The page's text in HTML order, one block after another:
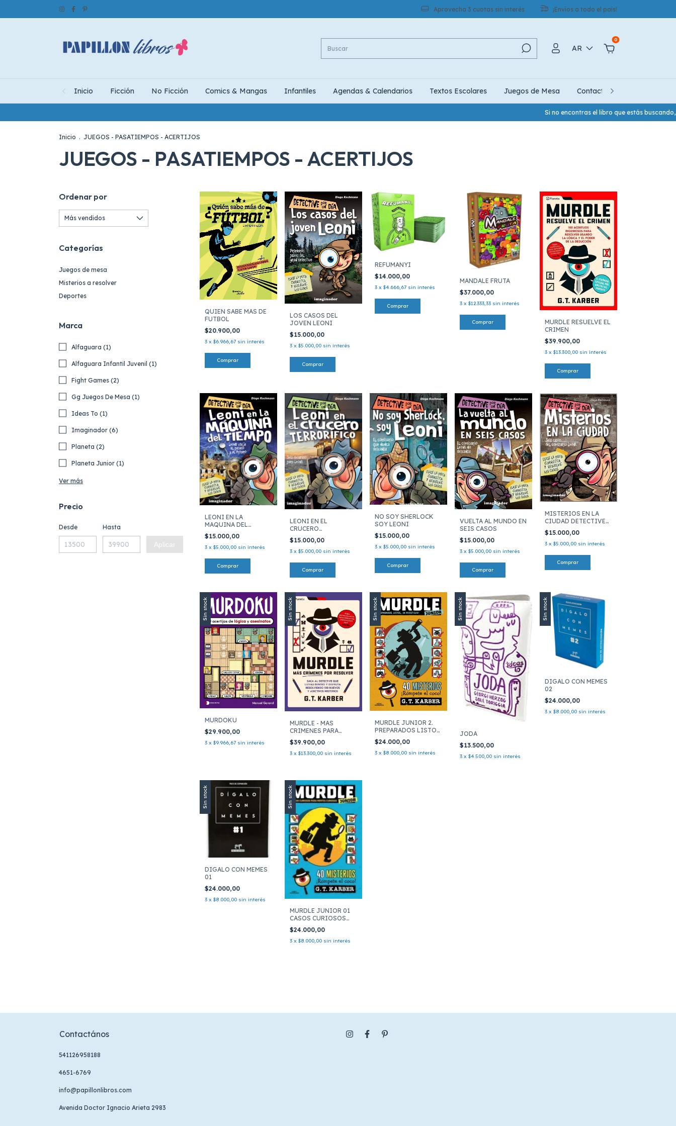
Aprovecha 3 cuotas sin interés ¡Envíos a todo el país!
AR
0
Inicio Ficción No Ficción Comics & Mangas Infantiles Agendas & Calendarios Textos Escolares Juegos de Mesa Contacto
Si no encontras el libro que estás buscando,
Inicio . JUEGOS - PASATIEMPOS - ACERTIJOS
JUEGOS - PASATIEMPOS - ACERTIJOS
Ordenar por
Categorías
Juegos de mesa
Misterios a resolver
Deportes
Marca
Alfaguara (1)
Alfaguara Infantil Juvenil (1)
Fight Games (2)
Gg Juegos De Mesa (1)
Ideas To (1)
Imaginador (6)
Planeta (2)
Planeta Junior (1)
Ver más
Precio
Desde Hasta
Aplicar
QUIEN SABE MAS DE
FUTBOL
$20.900,00
3 x $6.966,67 sin interés
LOS CASOS DEL
JOVEN LEONI
$15.000,00
3 x $5.000,00 sin interés
REFUMANYI
$14.000,00
3 x $4.666,67 sin interés
MANDALE FRUTA
$37.000,00
3 x $12.333,33 sin interés
MURDLE RESUELVE EL
CRIMEN
$39.900,00
3 x $13.300,00 sin interés
LEONI EN LA
MAQUINA DEL
TIEMPO
$15.000,00
3 x $5.000,00 sin interés
LEONI EN EL
CRUCERO
TERRORIFICO
$15.000,00
3 x $5.000,00 sin interés
NO SOY SHERLOCK
SOY LEONI
$15.000,00
3 x $5.000,00 sin interés
VUELTA AL MUNDO EN
SEIS CASOS
$15.000,00
3 x $5.000,00 sin interés
MISTERIOS EN LA
CIUDAD DETECTIVE
POR UN
$15.000,00
3 x $5.000,00 sin interés
Sin stock
MURDOKU
$29.900,00
3 x $9.966,67 sin interés
Sin stock
MURDLE - MAS
CRIMENES PARA
RESOLVER
$39.900,00
3 x $13.300,00 sin interés
Sin stock
MURDLE JUNIOR 2.
PREPARADOS LISTOS
A INV
$24.000,00
3 x $8.000,00 sin interés
Sin stock
JODA
$13.500,00
3 x $4.500,00 sin interés
Sin stock
DIGALO CON MEMES
02
$24.000,00
3 x $8.000,00 sin interés
Sin stock
DIGALO CON MEMES
01
$24.000,00
3 x $8.000,00 sin interés
Sin stock
MURDLE JUNIOR 01
CASOS CURIOSOS
PARA MENTES
CURIOSAS
$24.000,00
3 x $8.000,00 sin interés
Contactános
541126958188
4651-6769
info@papillonlibros.com
Avenida Doctor Ignacio Arieta 2983